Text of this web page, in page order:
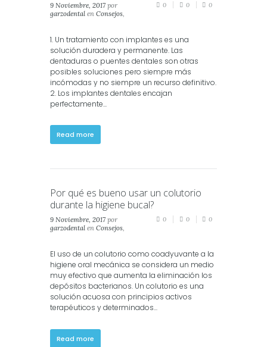
9 Noviembre, 2017 por
garzodental en Consejos
0 0 0
1. Un tratamiento con implantes es una
solución duradera y permanente. Las
dentaduras o puentes dentales son otras
posibles soluciones pero siempre más
incómodas y no siempre un recurso definitivo.
2. Los implantes dentales encajan
perfectamente...
Read more
Por qué es bueno usar un colutorio
durante la higiene bucal?
9 Noviembre, 2017 por
garzodental en Consejos,
0 0 0
El uso de un colutorio como coadyuvante a la
higiene oral mecánica se considera un medio
muy efectivo que aumenta la eliminación los
depósitos bacterianos. Un colutorio es una
solución acuosa con principios activos
terapéuticos y determinados...
Read more